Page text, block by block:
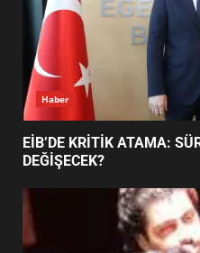
6
YENİ
Haber
EİB’DE KRİTİK ATAMA:
DEĞİŞECEK?